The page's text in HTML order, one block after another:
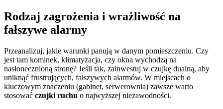
Rodzaj zagrożenia i wrażliwość na
fałszywe alarmy
Przeanalizuj, jakie warunki panują w danym pomieszczeniu. Czy
jest tam kominek, klimatyzacja, czy okna wychodzą na
nasłonecznioną stronę? Jeśli tak, zainwestuj w czujkę dualną, aby
uniknąć frustrujących, fałszywych alarmów. W miejscach o
kluczowym znaczeniu (gabinet, serwerownia) zawsze warto
stosować czujki ruchu o najwyższej niezawodności.